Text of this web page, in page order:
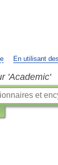
En utilisant
'Academic'